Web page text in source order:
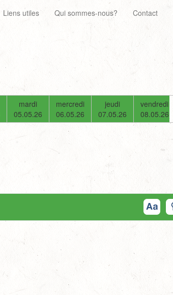
Liens utiles Qui sommes-nous? Contact
mardi
05.05.26
mercredi
06.05.26
jeudi
07.05.26
vendredi
08.05.26